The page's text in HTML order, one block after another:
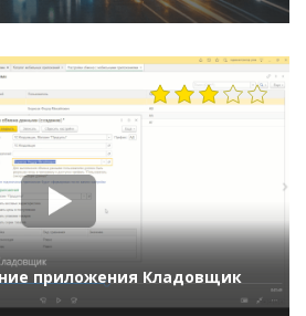
приложения Кладовщик